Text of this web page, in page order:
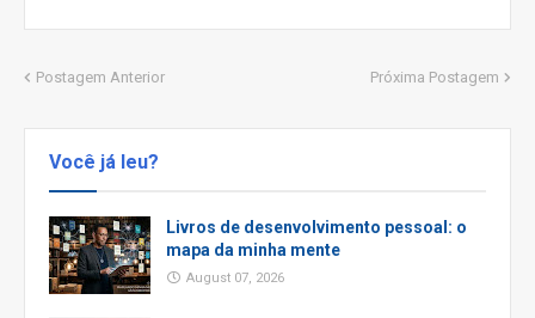
Postagem Anterior Próxima Postagem
Você já leu?
Livros de desenvolvimento pessoal: o
mapa da minha mente
August 07, 2026